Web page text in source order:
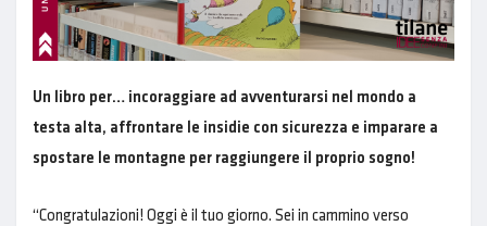
Un libro per… incoraggiare ad avventurarsi nel mondo a
testa alta, affrontare le insidie con sicurezza e imparare a
spostare le montagne per raggiungere il proprio sogno!
“Congratulazioni! Oggi è il tuo giorno. Sei in cammino verso